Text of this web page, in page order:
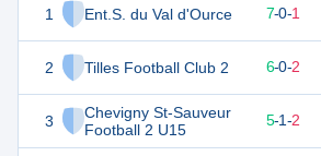
1 Ent.S. du Val d'Ource
2 Tilles Football Club 2
3
Chevigny St-Sauveur
Football 2 U15
21 8 7-0-1
18 6-0-2
16 5-1-2